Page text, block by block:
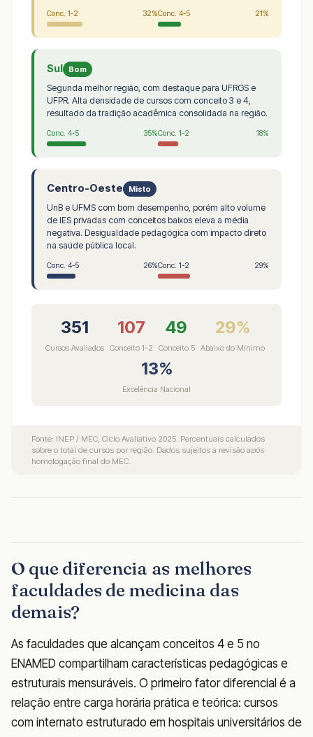
Conc. 1-2 32%Conc. 4-5 21%
Sul Bom
Segunda melhor região, com destaque para UFRGS e
UFPR. Alta densidade de cursos com conceito 3 e 4,
resultado da tradição acadêmica consolidada na região.
Conc. 4-5 35%Conc. 1-2 18%
Centro-Oeste Misto
UnB e UFMS com bom desempenho, porém alto volume
de IES privadas com conceitos baixos eleva a média
negativa. Desigualdade pedagógica com impacto direto
na saúde pública local.
Conc. 4-5 26%Conc. 1-2 29%
351
Cursos Avaliados
107
Conceito 1-2
49
Conceito 5
29%
Abaixo do Mínimo
13%
Excelência Nacional
Fonte: INEP / MEC, Ciclo Avaliativo 2025. Percentuais calculados
sobre o total de cursos por região. Dados sujeitos a revisão após
homologação final do MEC.
O que diferencia as melhores
faculdades de medicina das
demais?
As faculdades que alcançam conceitos 4 e 5 no
ENAMED compartilham características pedagógicas e
estruturais mensuráveis. O primeiro fator diferencial é a
relação entre carga horária prática e teórica: cursos
com internato estruturado em hospitais universitários de